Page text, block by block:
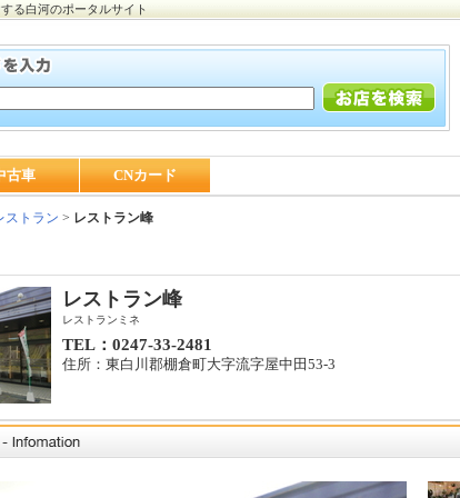
る白河のポータルサイト
古車 CNカード
ストラン > レストラン峰
レストラン峰
レストランミネ
TEL：0247-33-2481
住所：東白川郡棚倉町大字流字屋中田53-3